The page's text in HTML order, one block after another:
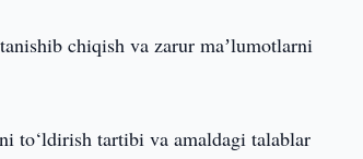
chiqish va zarur maʼlumotlarni
to‘ldirish tartibi va amaldagi talablar